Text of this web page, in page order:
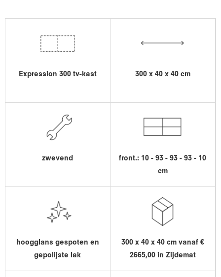
Expression 300 tv-kast 300 x 40 x 40 cm
zwevend
front.: 10 - 93 - 93 - 93 - 10
cm
hoogglans gespoten en
gepolijste lak
300 x 40 x 40 cm vanaf €
2665,00 in Zijdemat